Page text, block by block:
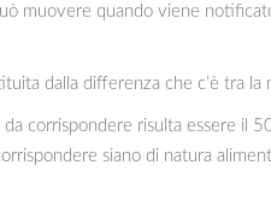
muovere quando viene
dalla differenza che c’è tra
corrispondere risulta essere il
siano di natura